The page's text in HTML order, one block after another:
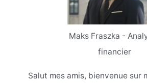
Maks Fraszka -
financier
Salut mes amis, bienvenue sur